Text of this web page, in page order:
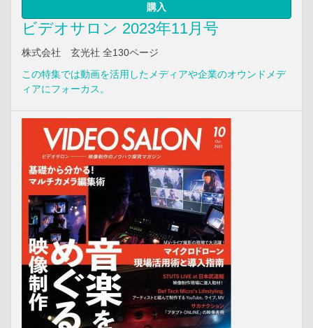
購入
ビデオサロン 2023年11月号
株式会社 玄光社 全130ページ
この特集では動画を活用したメディアや企業のオウンドメデ
ィアにフォーカス。